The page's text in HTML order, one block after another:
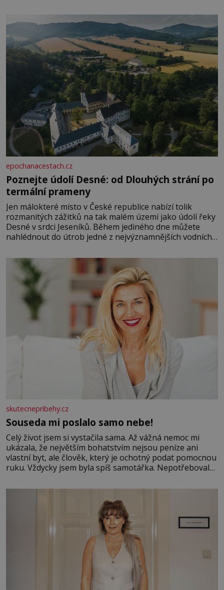
Je to opravdu tak, s věkem jako kdyby se paměť
rozhodla stávkovat. Cvičte
epochanacestach.cz
Poznejte údolí Desné: od Dlouhých strání po
termální prameny
Jen málokteré místo v České republice nabízí tolik
rozmanitých zážitků na tak malém území jako údolí řeky
Desné v srdci Jeseníků. Během jediného dne můžete
nahlédnout do útrob jedné z nejvýznamnějších vodních
se na koloběžce a den zakončit poznáváním památek ve
Velkých Losinách nebo v termálním
skutecnepribehy.cz
Souseda mi poslalo samo nebe!
Celý život jsem si vystačila sama. Až vážná nemoc mi
ukázala, že největším bohatstvím nejsou peníze ani
vlastní byt, ale člověk, který je ochotný podat pomocnou
ruku. Vždycky jsem byla spíš samotářka. Nepotřebovala
mi knihy, práce a hlavně klid. Hned po studiích jsem